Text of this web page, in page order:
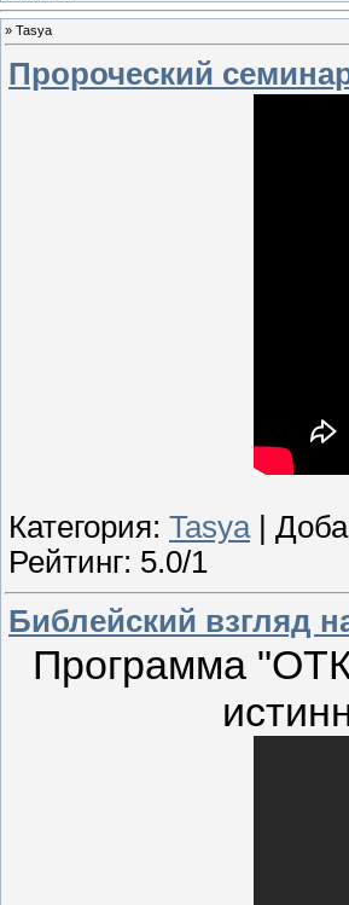
» Tasya
Пророческий
Категория: Tasya|
Рейтинг: 5.0/1
Библейский взгляд
Программа